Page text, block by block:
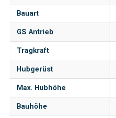
Bauart
GS Antrieb
Tragkraft
Hubgerüst
Max. Hubhöhe
Bauhöhe